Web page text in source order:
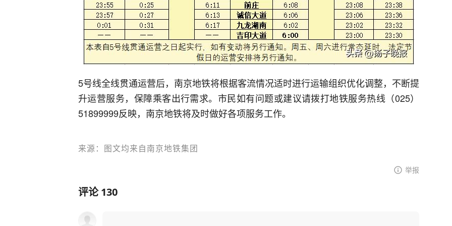
5号线全线贯通运营后，南京地铁将根据客流情况适时进行运输组织优化调整，不断提
升运营服务，保障乘客出行需求。市民如有问题或建议请拨打地铁服务热线（025）
51899999反映，南京地铁将及时做好各项服务工作。
来源：图文均来自南京地铁集团
举报
评论130